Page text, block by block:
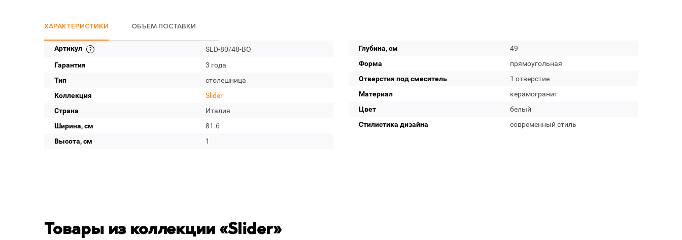
ХАРАКТЕРИСТИКИ ОБЪЕМ ПОСТАВКИ
Артикул
SLD-80/48-BO
Гарантия
3 года
Тип
столешница
Коллекция
Slider
Страна
Италия
Ширина, см
81.6
Высота, см
1
Глубина, см
49
Форма
прямоугольная
Отверстия под смеситель
1 отверстие
Материал
керамогранит
Цвет
белый
Стилистика дизайна
современный стиль
Товары из коллекции «Slider»